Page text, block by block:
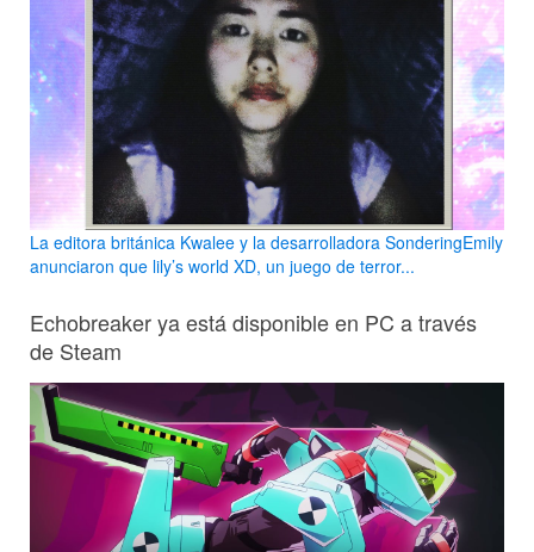
La editora británica Kwalee y la desarrolladora SonderingEmily
anunciaron que lily’s world XD, un juego de terror...
Echobreaker ya está disponible en PC a través
de Steam